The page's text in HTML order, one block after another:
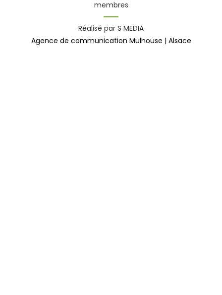
membres
Réalisé par S MEDIA
Agence de communication Mulhouse | Alsace